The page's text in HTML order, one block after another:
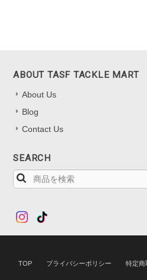
ABOUT TASF TACKLE MART
About Us
Blog
Contact Us
SEARCH
TOP プライバシーポリシー 特定商